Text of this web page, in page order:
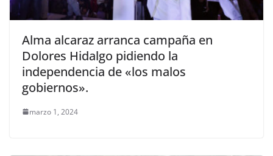
Alma alcaraz arranca campaña en
Dolores Hidalgo pidiendo la
independencia de «los malos
gobiernos».
marzo 1, 2024